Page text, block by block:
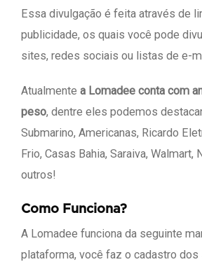
Essa divulgação é feita através de
publicidade, os quais você pode
sites, redes sociais ou listas de e-
Atualmente a Lomadee conta com
peso, dentre eles podemos
Submarino, Americanas, Ricardo
Frio, Casas Bahia, Saraiva,
outros!
Como Funciona?
A Lomadee funciona da seguinte
plataforma, você faz o cadastro